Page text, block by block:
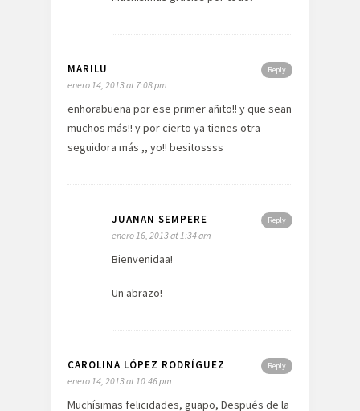
Reply
MARILU
enero 14, 2013 at 7:08 pm
enhorabuena por ese primer añito!! y que sean
muchos más!! y por cierto ya tienes otra
seguidora más ,, yo!! besitossss
Reply
JUANAN SEMPERE
enero 16, 2013 at 1:34 am
Bienvenidaa!
Un abrazo!
Reply
CAROLINA LÓPEZ RODRÍGUEZ
enero 14, 2013 at 10:46 pm
Muchísimas felicidades, guapo, Después de la